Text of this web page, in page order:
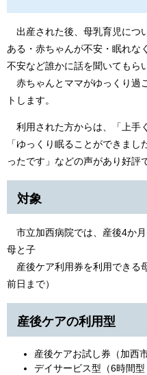
出産された後、母乳育児につ
ある・赤ちゃんが不安・眠れな
不安など誰かに話を聞いてもら
赤ちゃんとママがゆっくり過
トします。
利用された方からは、「上手
「ゆっくり眠ることができま
ったです」などの声があり好評
対象
市立加西病院では、産後4か
母と子
産後ケア利用券を利用できる
前日まで）
産後ケアの利用型
産後ケアお試し券（加西
デイサービス型（6時間型